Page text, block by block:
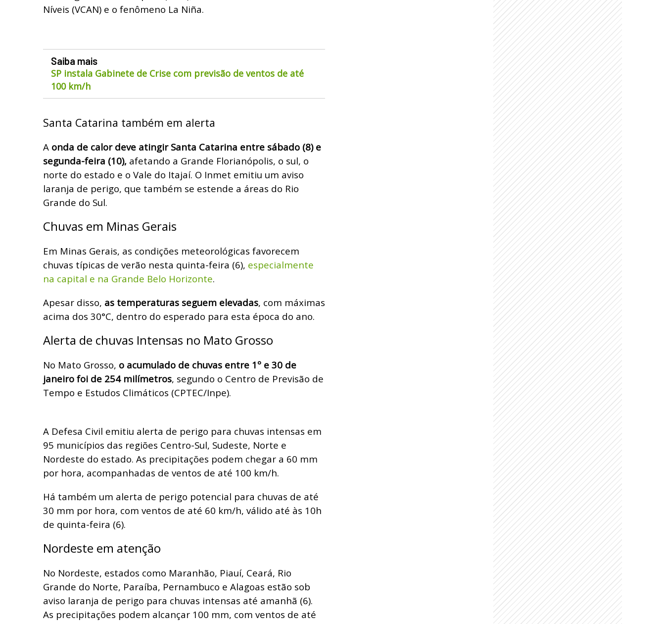
Níveis (VCAN) e o fenômeno La Niña.
Saiba mais
SP instala Gabinete de Crise com previsão de ventos de até
100 km/h
Santa Catarina também em alerta
A onda de calor deve atingir Santa Catarina entre sábado (8) e
segunda-feira (10), afetando a Grande Florianópolis, o sul, o
norte do estado e o Vale do Itajaí. O Inmet emitiu um aviso
laranja de perigo, que também se estende a áreas do Rio
Grande do Sul.
Chuvas em Minas Gerais
Em Minas Gerais, as condições meteorológicas favorecem
chuvas típicas de verão nesta quinta-feira (6), especialmente
na capital e na Grande Belo Horizonte.
Apesar disso, as temperaturas seguem elevadas, com máximas
acima dos 30°C, dentro do esperado para esta época do ano.
Alerta de chuvas Intensas no Mato Grosso
No Mato Grosso, o acumulado de chuvas entre 1º e 30 de
janeiro foi de 254 milímetros, segundo o Centro de Previsão de
Tempo e Estudos Climáticos (CPTEC/Inpe).
A Defesa Civil emitiu alerta de perigo para chuvas intensas em
95 municípios das regiões Centro-Sul, Sudeste, Norte e
Nordeste do estado. As precipitações podem chegar a 60 mm
por hora, acompanhadas de ventos de até 100 km/h.
Há também um alerta de perigo potencial para chuvas de até
30 mm por hora, com ventos de até 60 km/h, válido até às 10h
de quinta-feira (6).
Nordeste em atenção
No Nordeste, estados como Maranhão, Piauí, Ceará, Rio
Grande do Norte, Paraíba, Pernambuco e Alagoas estão sob
aviso laranja de perigo para chuvas intensas até amanhã (6).
As precipitações podem alcançar 100 mm, com ventos de até